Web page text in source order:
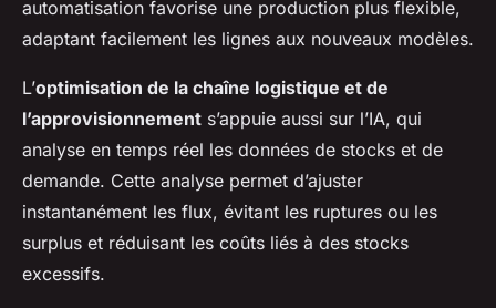
automatisation favorise une production plus flexible,
adaptant facilement les lignes aux nouveaux modèles.
L’optimisation de la chaîne logistique et de
l’approvisionnement s’appuie aussi sur l’IA, qui
analyse en temps réel les données de stocks et de
demande. Cette analyse permet d’ajuster
instantanément les flux, évitant les ruptures ou les
surplus et réduisant les coûts liés à des stocks
excessifs.